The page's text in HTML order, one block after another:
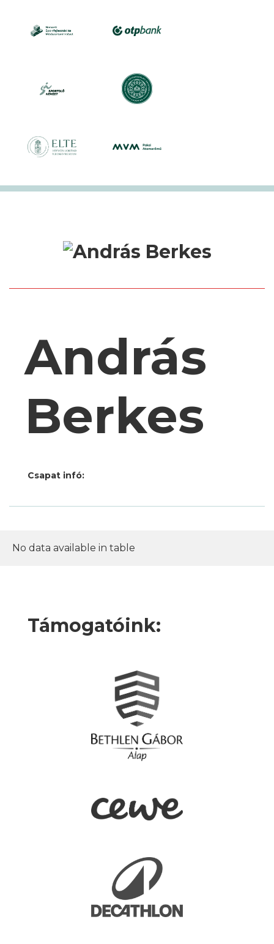
András
Berkes
Csapat infó:
No data available in table
Támogatóink: